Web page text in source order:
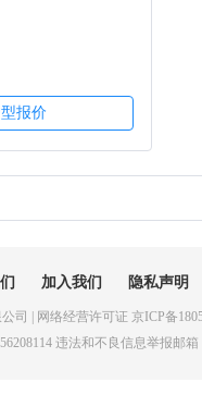
报价
加入我们 隐私声明
司 | 网络经营许可证 京ICP备
违法和不良信息举报邮箱